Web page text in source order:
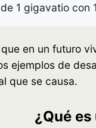
1 gigavatio con
en un futuro
ejemplos de
que se causa.
¿Qué